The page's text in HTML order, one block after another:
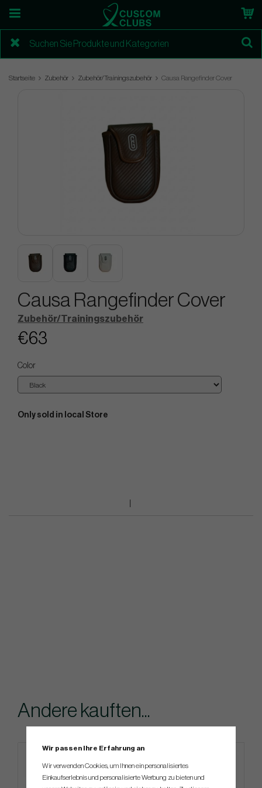
Startseite Zubehör Zubehör/Trainingszubehör Causa Rangefinder Cover
Causa Rangefinder Cover
Zubehör/Trainingszubehör
€63
Color
Only sold in local Store
Andere kauften...
Wir passen Ihre Erfahrung an
Wir verwenden Cookies, um Ihnen ein personalisiertes
Einkaufserlebnis und personalisierte Werbung zu bieten und